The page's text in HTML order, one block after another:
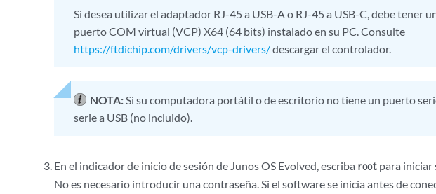
Si desea utilizar el adaptador RJ-45 a USB-A o RJ-45 a USB-C, debe tener
puerto COM virtual (VCP) X64 (64 bits) instalado en su PC. Consulte
https://ftdichip.com/drivers/vcp-drivers/descargar el controlador.
NOTA:Si su computadora portátil o de escritorio no tiene un puerto
serie a USB (no incluido).
En el indicador de inicio de sesión de Junos OS Evolved, escriba root para iniciar
No es necesario introducir una contraseña. Si el software se inicia antes de